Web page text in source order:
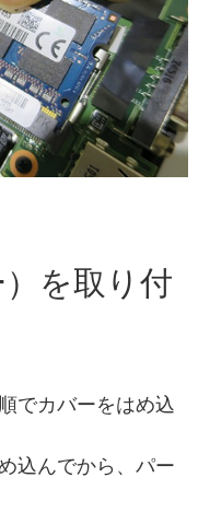
を取り付
でカバーをはめ込
込んでから、パー